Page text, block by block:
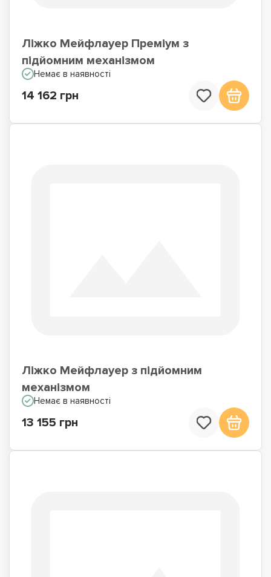
Ліжко Мейфлауер Преміум з
підйомним механізмом
Немає в наявності
14 162 грн
Ліжко Мейфлауер з підйомним
механізмом
Немає в наявності
13 155 грн